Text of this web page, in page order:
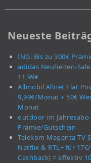
Neueste
ING: Bis zu 300€
adidas Neuheiten-
11,99€
Allmobil Allnet Flat
9,99€/Monat + 50€
Monat
outdoor im Jahresabo
Prämie/Gutschein
Telekom Magenta TV
Netflix & RTL+ für
Cashback) = effektiv